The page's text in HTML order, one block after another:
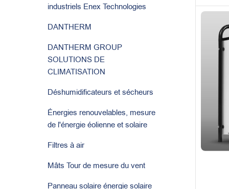
industriels Enex Technologies
DANTHERM
DANTHERM GROUP
SOLUTIONS DE
CLIMATISATION
Déshumidificateurs et sécheurs
Énergies renouvelables, mesure
de l'énergie éolienne et solaire
Filtres à air
Mâts Tour de mesure du vent
Panneau solaire énergie solaire